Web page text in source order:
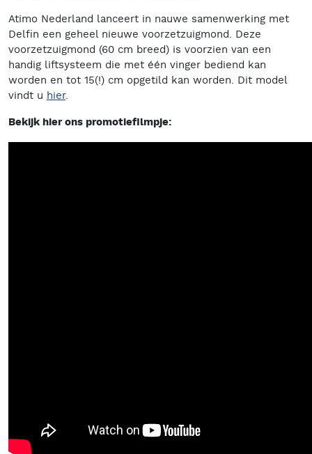
Atimo Nederland lanceert in nauwe samenwerking met
Delfin een geheel nieuwe voorzetzuigmond. Deze
voorzetzuigmond (60 cm breed) is voorzien van een
handig liftsysteem die met één vinger bediend kan
worden en tot 15(!) cm opgetild kan worden. Dit model
vindt u hier.
Bekijk hier ons promotiefilmpje: